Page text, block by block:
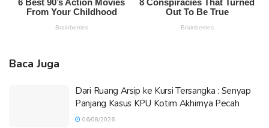
Baca Juga
Dari Ruang Arsip ke Kursi Tersangka : Senyap
Panjang Kasus KPU Kotim Akhirnya Pecah
06/08/2026